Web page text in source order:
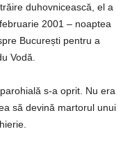
duhovnicească, el a
2001 – noaptea
București pentru a
Vodă.
s-a oprit. Nu era
să devină martorul unui